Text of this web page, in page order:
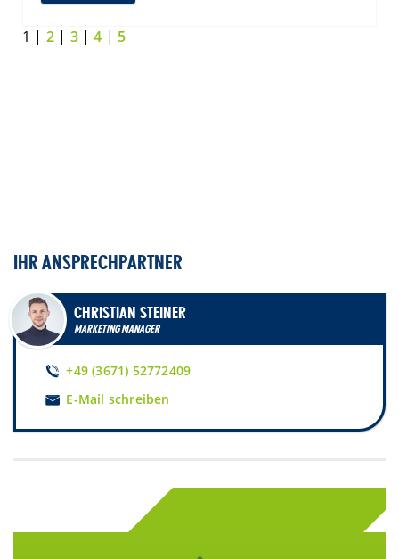
1 | 2 | 3|4 | 5
IHR ANSPRECHPARTNER
CHRISTIAN STEINER
MARKETING MANAGER
+49 (3671) 52772409
E-Mail schreiben